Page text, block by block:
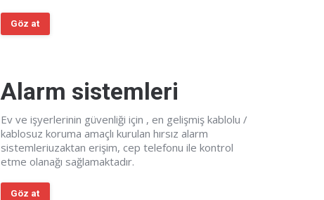
Göz at
Alarm sistemleri
Ev ve işyerlerinin güvenliği için , en gelişmiş kablolu /
kablosuz koruma amaçlı kurulan hırsız alarm
sistemleriuzaktan erişim, cep telefonu ile kontrol
etme olanağı sağlamaktadır.
Göz at